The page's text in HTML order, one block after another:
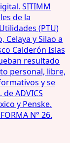
SITIMM
de la
(PTU)
Celaya y Silao a
Calderón Islas
resultado
personal, libre,
y se
ADVICS
y Penske.
N° 26.